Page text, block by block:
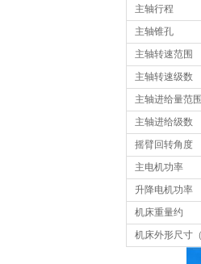
主轴行程
主轴锥孔
主轴转速范围
主轴转速级数
主轴进给量范
主轴进给级数
摇臂回转角度
主电机功率
升降电机功率
机床重量约
机床外形尺寸